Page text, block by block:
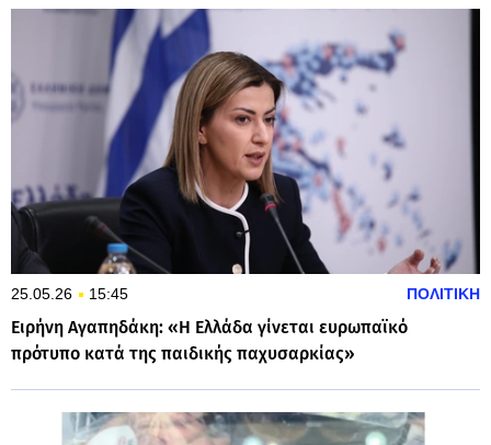
25.05.26 15:45 ΠΟΛΙΤΙΚΗ
Ειρήνη Αγαπηδάκη: «Η Ελλάδα γίνεται ευρωπαϊκό
πρότυπο κατά της παιδικής παχυσαρκίας»